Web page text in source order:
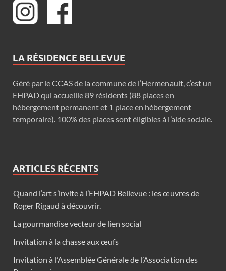
LA RÉSIDENCE BELLEVUE
Géré par le CCAS de la commune de l’Hermenault, c’est un
EHPAD qui accueille 89 résidents (88 places en
hébergement permanent et 1 place en hébergement
temporaire). 100% des places sont éligibles à l’aide sociale.
ARTICLES RÉCENTS
Quand l’art s’invite à l’EHPAD Bellevue : les œuvres de
Roger Rigaud à découvrir.
La gourmandise vecteur de lien social
Invitation à la chasse aux œufs
Invitation à l’Assemblée Générale de l’Association des